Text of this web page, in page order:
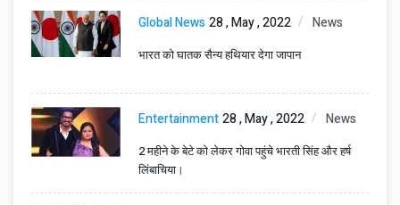
Global News28 , May , 2022 News
भारत को घातक सैन्य हथियार देगा जापान
Entertainment28 , May , 2022 News
2 महीने के बेटे को लेकर गोवा पहुंचे भारती सिंह और हर्ष
लिंबाचिया।